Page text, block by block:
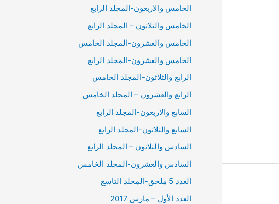
الخامس والاربعون-المجلد الرابع
الخامس والثلاثون – المجلد الرابع
الخامس والعشرون-المجلد الخامس
الخامس والعشرون-المجلد الرابع
الرابع والثلاثون-المجلد الخامس
الرابع والعشرون – المجلد الخامس
السابع والاربعون-المجلد الرابع
السابع والثلاثون-المجلد الرابع
السادس والثلاثون – المجلد الرابع
السادس والعشرون-المجلد الخامس
العدد 5 ملحق-المجلد التاسع
العدد الأول – مارس 2017